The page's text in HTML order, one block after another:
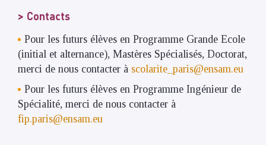
Contacts
Pour les futurs élèves en Programme Grande Ecole
(initial et alternance), Mastères Spécialisés, Doctorat,
merci de nous contacter à scolarite_paris@ensam.eu
Pour les futurs élèves en Programme Ingénieur de
Spécialité, merci de nous contacter à
fip.paris@ensam.eu